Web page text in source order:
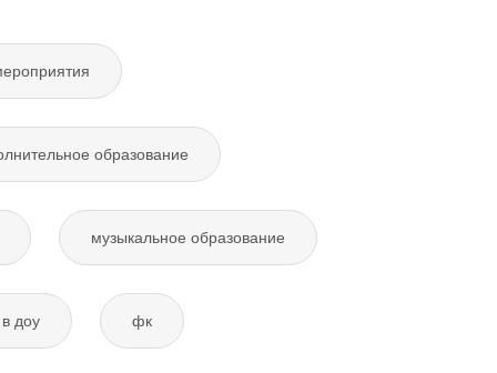
образование
музыкальное образование
доу фк